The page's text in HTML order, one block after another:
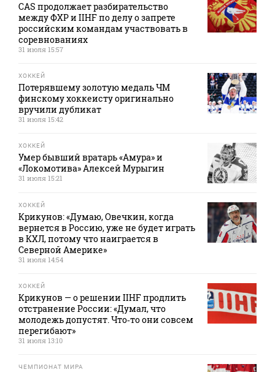
CAS продолжает разбирательство
между ФХР и IIHF по делу о запрете
российским командам участвовать в
соревнованиях
31 июля 15:57
ХОККЕЙ
Потерявшему золотую медаль ЧМ
финскому хоккеисту оригинально
вручили дубликат
31 июля 15:42
ХОККЕЙ
Умер бывший вратарь «Амура» и
«Локомотива» Алексей Мурыгин
31 июля 15:21
ХОККЕЙ
Крикунов: «Думаю, Овечкин, когда
вернется в Россию, уже не будет играть
в КХЛ, потому что наиграется в
Северной Америке»
31 июля 14:54
ХОККЕЙ
Крикунов — о решении IIHF продлить
отстранение России: «Думал, что
молодежь допустят. Что‑то они совсем
перегибают»
31 июля 13:10
ЧЕМПИОНАТ МИРА